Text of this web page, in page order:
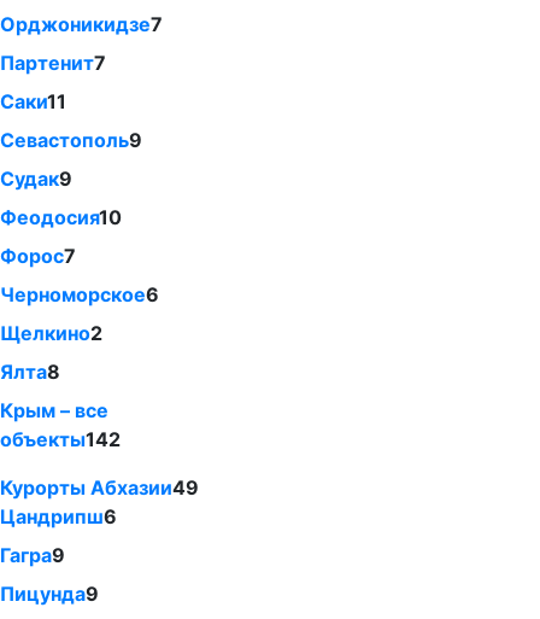
Орджоникидзе7
Партенит7
Саки11
Севастополь9
Судак9
Феодосия10
Форос7
Черноморское6
Щелкино2
Ялта8
Крым – все
объекты142
Курорты Абхазии49
Цандрипш6
Гагра9
Пицунда9